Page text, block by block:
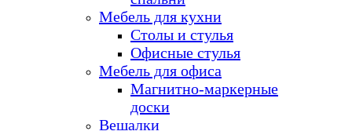
Мебель для кухни
Столы и стулья
Офисные стулья
Мебель для офиса
Магнитно-маркерные
доски
Вешалки